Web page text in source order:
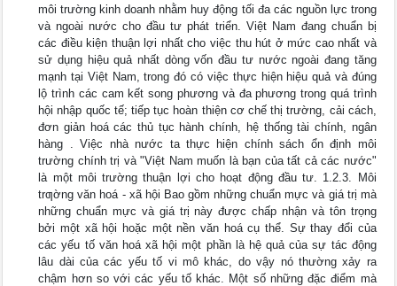
môi trường kinh doanh nhằm huy động tối đa các nguồn lực trong
và ngoài nước cho đầu tư phát triển. Việt Nam đang chuẩn bị
các điều kiện thuận lợi nhất cho việc thu hút ở mức cao nhất và
sử dụng hiệu quả nhất dòng vốn đầu tư nước ngoài đang tăng
mạnh tại Việt Nam, trong đó có việc thực hiện hiệu quả và đúng
lộ trình các cam kết song phương và đa phương trong quá trình
hội nhập quốc tế; tiếp tục hoàn thiện cơ chế thị trường, cải cách,
đơn giản hoá các thủ tục hành chính, hệ thống tài chính, ngân
hàng . Việc nhà nước ta thực hiện chính sách ổn định môi
trường chính trị và "Việt Nam muốn là bạn của tất cả các nước"
là một môi trường thuận lợi cho hoạt động đầu tư. 1.2.3. Môi
trƣờng văn hoá - xã hội Bao gồm những chuẩn mực và giá trị mà
những chuẩn mực và giá trị này được chấp nhận và tôn trọng
bởi một xã hội hoặc một nền văn hoá cụ thể. Sự thay đổi của
các yếu tố văn hoá xã hội một phần là hệ quả của sự tác động
lâu dài của các yếu tố vi mô khác, do vậy nó thường xảy ra
chậm hơn so với các yếu tố khác. Một số những đặc điểm mà